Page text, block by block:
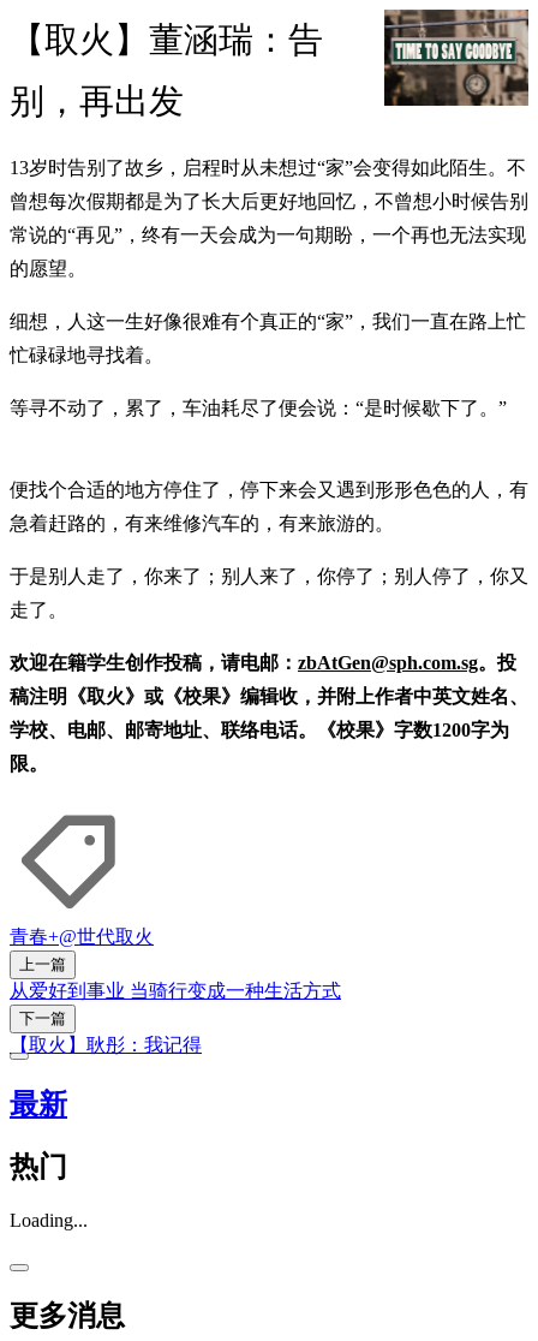
【取火】董涵瑞：告
别，再出发
13岁时告别了故乡，启程时从未想过“家”会变得如此陌生。不
曾想每次假期都是为了长大后更好地回忆，不曾想小时候告别
常说的“再见”，终有一天会成为一句期盼，一个再也无法实现
的愿望。
细想，人这一生好像很难有个真正的“家”，我们一直在路上忙
忙碌碌地寻找着。
等寻不动了，累了，车油耗尽了便会说：“是时候歇下了。”
便找个合适的地方停住了，停下来会又遇到形形色色的人，有
急着赶路的，有来维修汽车的，有来旅游的。
于是别人走了，你来了；别人来了，你停了；别人停了，你又
走了。
欢迎在籍学生创作投稿，请电邮： zbAtGen@sph.com.sg。投
稿注明《取火》或《校果》编辑收，并附上作者中英文姓名、
学校、电邮、邮寄地址、联络电话。《校果》字数1200字为
限。
青春+@世代取火
上一篇
从爱好到事业 当骑行变成一种生活方式
下一篇
【取火】耿彤：我记得
最新
热门
Loading...
更多消息